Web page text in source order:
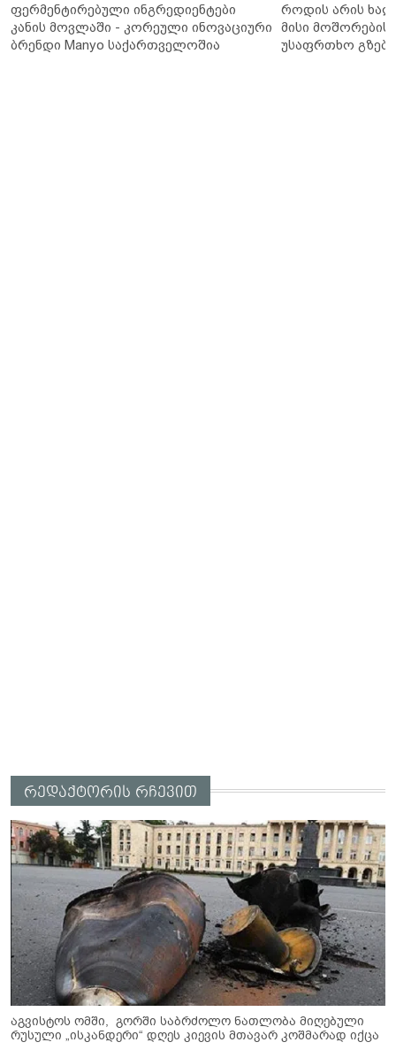
ფერმენტირებული ინგრედიენტები
კანის მოვლაში - კორეული ინოვაციური
ბრენდი Manyo საქართველოშია
როდის არის
მისი მოშორების
უსაფრთხო გზები
რედაქტორის რჩევით
აგვისტოს ომში, გორში საბრძოლო ნათლობა მიღებული
რუსული „ისკანდერი“ დღეს კიევის მთავარ კოშმარად იქცა